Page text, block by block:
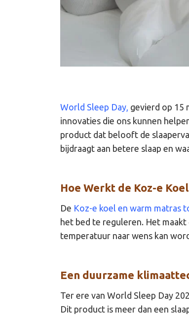
World Sleep Day, gevierd op 15
innovaties die ons kunnen
product dat belooft de
bijdraagt aan betere slaap en
Hoe Werkt de Koz-e
De Koz-e koel en warm matras
het bed te reguleren. Het
temperatuur naar wens kan
Een duurzame
Ter ere van World Sleep Day
Dit product is meer dan een